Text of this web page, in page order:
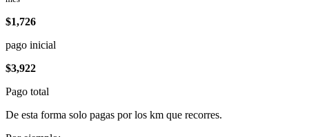
$1,726
pago inicial
$3,922
Pago total
De esta forma solo pagas por los km que recorres.